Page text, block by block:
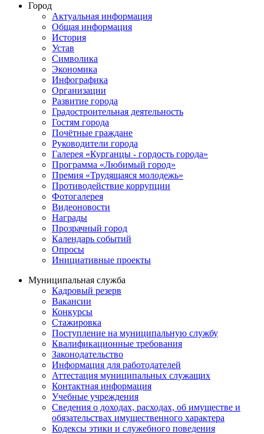
Город
Актуальная информация
Общая информация
История
Устав
Символика
Экономика
Инфографика
Организации
Развитие города
Градостроительная деятельность
Гостям города
Почётные граждане
Руководители города
Галерея «Курганцы - гордость города»
Программа «Любимый город»
Премия «Трудящаяся молодежь»
Противодействие коррупции
Фотогалерея
Видеоновости
Награды
Прозрачный город
Календарь событий
Опросы
Инициативные проекты
Муниципальная служба
Кадровый резерв
Вакансии
Конкурсы
Стажировка
Поступление на муниципальную службу
Квалификационные требования
Законодательство
Информация для работодателей
Аттестация муниципальных служащих
Контактная информация
Учебные учреждения
Сведения о доходах, расходах, об имуществе и
обязательствах имущественного характера
Кодексы этики и служебного поведения